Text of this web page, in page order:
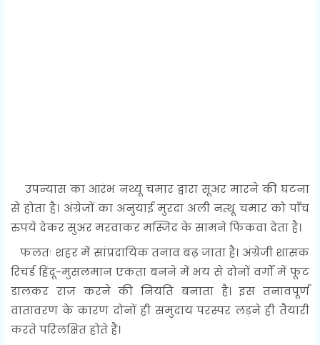
उपन्यास का आरंभ नथ्यू चमार द्वारा सूअर मारने की घटना
से होता है। अंग्रेजों का अनुयाई मुरदा अली नत्थू चमार को पाँच
रुपये देकर सुअर मरवाकर मस्जिद के सामने फिंकवा देता है।
फलतः शहर में सांप्रदायिक तनाव बढ़ जाता है। अंग्रेजी शासक
रिचर्ड हिंदू-मुसलमान एकता बनने में भय से दोनों वर्गों में फूट
डालकर राज करने की नियति बनाता है। इस तनावपूर्ण
वातावरण के कारण दोनों ही समुदाय परस्पर लड़ने ही तैयारी
करते परिलक्षित होते हैं।